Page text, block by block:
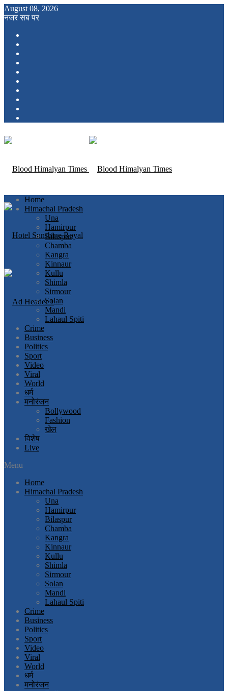
August 08, 2026
नजर सब पर
Home
Himachal Pradesh
Una
Hamirpur
Bilaspur
Chamba
Kangra
Kinnaur
Kullu
Shimla
Sirmour
Solan
Mandi
Lahaul Spiti
Crime
Business
Politics
Sport
Video
Viral
World
धर्म
मनोरंजन
Bollywood
Fashion
खेल
विशेष
Live
Menu
Home
Himachal Pradesh
Una
Hamirpur
Bilaspur
Chamba
Kangra
Kinnaur
Kullu
Shimla
Sirmour
Solan
Mandi
Lahaul Spiti
Crime
Business
Politics
Sport
Video
Viral
World
धर्म
मनोरंजन